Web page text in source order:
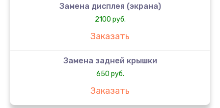
Замена дисплея (экрана)
2100 руб.
Заказать
Замена задней крышки
650 руб.
Заказать